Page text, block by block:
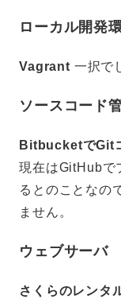
ローカル開発
Vagrant 一択で
ソースコード
BitbucketでGit
現在はGitHubで
るとのことなの
ません。
ウェブサーバ
さくらのレンタ